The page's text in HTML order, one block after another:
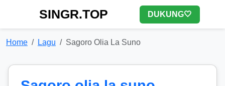
SINGR.TOP DUKUNG🤍
Home Lagu Sagoro Olia La Suno